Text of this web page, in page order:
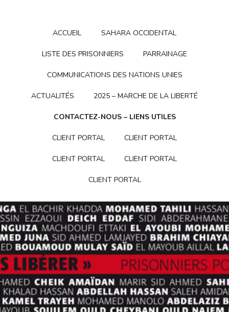
ACCUEIL SAHARA OCCIDENTAL
LISTE DES PRISONNIERS PARRAINAGE
COMMUNICATIONS DES NATIONS UNIES
ACTUALITÉS 2025 – MARCHE DE LA LIBERTÉ
CONTACTEZ-NOUS – LIENS UTILES
CLIENT PORTAL CLIENT PORTAL
CLIENT PORTAL CLIENT PORTAL
CLIENT PORTAL